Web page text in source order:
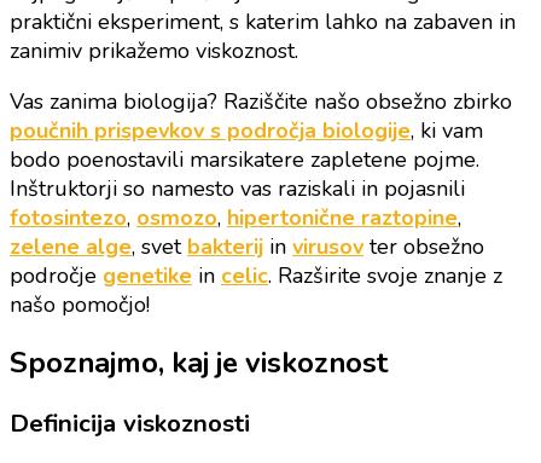
praktični eksperiment, s katerim lahko na zabaven in
zanimiv prikažemo viskoznost.
Vas zanima biologija? Raziščite našo obsežno zbirko
poučnih prispevkov s področja biologije, ki vam
bodo poenostavili marsikatere zapletene pojme.
Inštruktorji so namesto vas raziskali in pojasnili
fotosintezo, osmozo, hipertonične raztopine,
zelene alge, svet bakterij in virusov ter obsežno
področje genetike in celic. Razširite svoje znanje z
našo pomočjo!
Spoznajmo, kaj je viskoznost
Definicija viskoznosti